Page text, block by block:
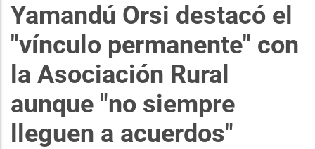
Yamandú Orsi destacó el
"vínculo permanente" con
la Asociación Rural
aunque "no siempre
lleguen a acuerdos"